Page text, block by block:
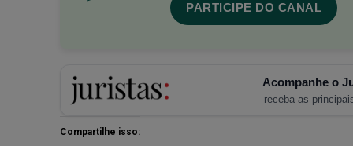
PARTICIPE DO CANAL
Acompanhe o
receba as
Compartilhe isso: